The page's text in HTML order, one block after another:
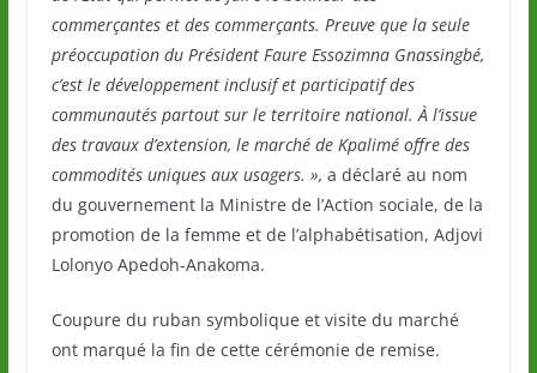
commerçantes et des commerçants. Preuve que la seule
préoccupation du Président Faure Essozimna Gnassingbé,
c’est le développement inclusif et participatif des
communautés partout sur le territoire national. À l’issue
des travaux d’extension, le marché de Kpalimé offre des
commodités uniques aux usagers. », a déclaré au nom
du gouvernement la Ministre de l’Action sociale, de la
promotion de la femme et de l’alphabétisation, Adjovi
Lolonyo Apedoh-Anakoma.
Coupure du ruban symbolique et visite du marché
ont marqué la fin de cette cérémonie de remise.